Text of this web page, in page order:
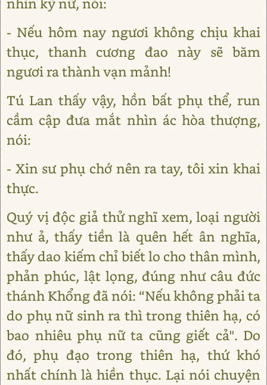
- Nếu hôm nay ngươi không chịu khai
thục, thanh cương đao này sẽ băm
ngươi ra thành vạn mảnh!
Tú Lan thấy vậy, hồn bất phụ thể, run
cầm cập đưa mắt nhìn ác hòa thượng,
nói:
- Xin sư phụ chớ nên ra tay, tôi xin khai
thực.
Quý vị độc giả thử nghĩ xem, loại người
như ả, thấy tiền là quên hết ân nghĩa,
thấy dao kiếm chỉ biết lo cho thân mình,
phản phúc, lật lọng, đúng như câu đức
thánh Khổng đã nói: “Nếu không phải ta
do phụ nữ sinh ra thì trong thiên hạ, có
bao nhiêu phụ nữ ta cũng giết cả". Do
đó, phụ đạo trong thiên hạ, thứ khó
nhất chính là hiền thục. Lại nói chuyện